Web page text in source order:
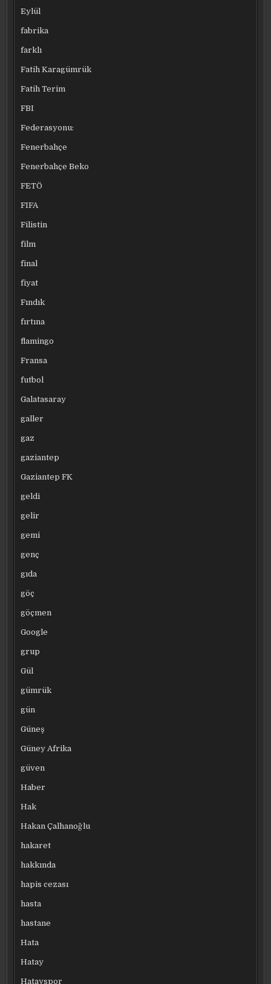
Eylül
fabrika
farklı
Fatih Karagümrük
Fatih Terim
FBI
Federasyonu:
Fenerbahçe
Fenerbahçe Beko
FETÖ
FIFA
Filistin
film
final
fiyat
Fındık
fırtına
flamingo
Fransa
futbol
Galatasaray
galler
gaz
gaziantep
Gaziantep FK
geldi
gelir
gemi
genç
gıda
göç
göçmen
Google
grup
Gül
gümrük
gün
Güneş
Güney Afrika
güven
Haber
Hak
Hakan Çalhanoğlu
hakaret
hakkında
hapis cezası
hasta
hastane
Hata
Hatay
Hatayspor